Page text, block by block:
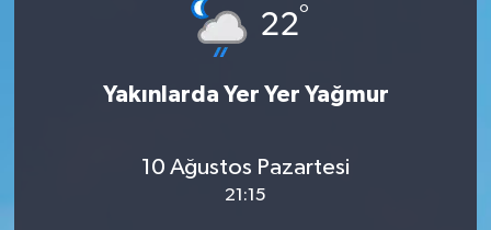
22°
Yakınlarda Yer Yer Yağmur
10 Ağustos Pazartesi
21:15